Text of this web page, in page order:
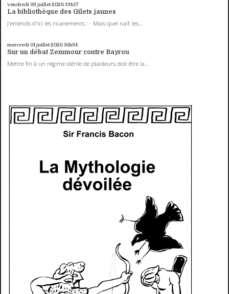
vendredi 03 juillet 202619h17
La bibliothèque des Gilets jaunes
J'entends d'ici les ricanements : - Mais quel naïf, les...
mercredi 01juillet 202616h34
Sur un débat Zemmour contre Bayrou
Mettre fin à un régime stérile de plaideurs doit être la...